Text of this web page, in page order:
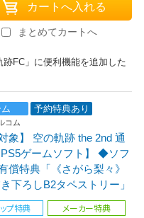
FC」に便利機能を追加した
まとめてカートへ
予約特典あり
コム
象】 空の軌跡 the 2nd 通
ゲームソフト】 ◆ソフ
償特典「《さがら梨々》
下ろしB2タペストリー」
プ特典
メーカー特典